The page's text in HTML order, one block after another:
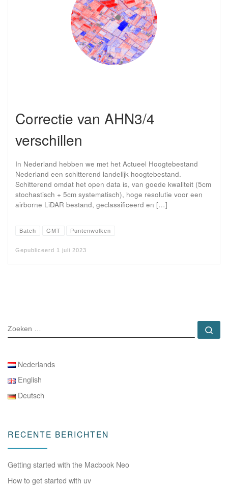
Correctie van AHN3/4
verschillen
In Nederland hebben we met het Actueel Hoogtebestand
Nederland een schitterend landelijk hoogtebestand.
Schitterend omdat het open data is, van goede kwaliteit (5cm
stochastisch + 5cm systematisch), hoge resolutie voor een
airborne LiDAR bestand, geclassificeerd en […]
Batch GMT Puntenwolken
Gepubliceerd 1 juli 2023
ZOEKEN
Nederlands
English
Deutsch
RECENTE BERICHTEN
Getting started with the Macbook Neo
How to get started with uv